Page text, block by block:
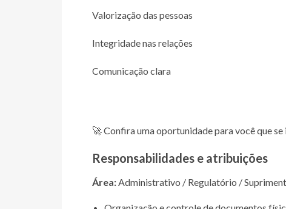
Valorização das pessoas
Integridade nas relações
Comunicação clara
🚀 Confira uma oportunidade para você que
Responsabilidades e atribuições
Área:Administrativo / Regulatório /